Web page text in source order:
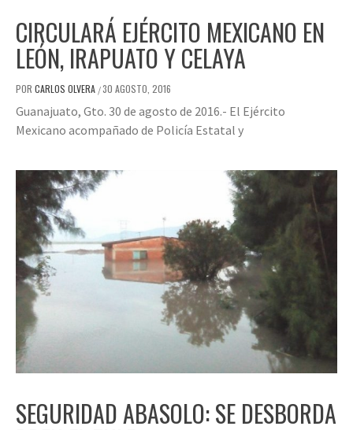
CIRCULARÁ EJÉRCITO MEXICANO EN
LEÓN, IRAPUATO Y CELAYA
POR CARLOS OLVERA /30 AGOSTO, 2016
Guanajuato, Gto. 30 de agosto de 2016.- El Ejército
Mexicano acompañado de Policía Estatal y
SEGURIDAD ABASOLO: SE DESBORDA